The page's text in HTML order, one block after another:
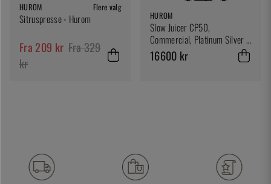
HUROM Flere valg
Sitruspresse - Hurom
Fra 209 kr Fra 329
kr
HUROM
Slow Juicer CP50,
Commercial, Platinum Silver -
Hurom
16600 kr